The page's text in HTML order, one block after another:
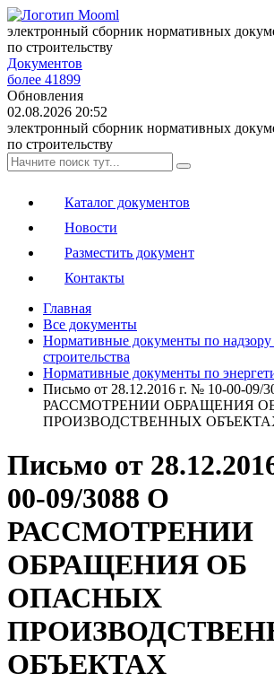
электронный сборник нормативных
по строительству
Документов
более 41899
Обновления
02.08.2026 20:52
электронный сборник нормативных
по строительству
Каталог документов
Новости
Разместить документ
Контакты
Главная
Все документы
Нормативные документы по надзору
строительства
Нормативные документы по
Письмо от 28.12.2016 г. № 10-00-09/
РАССМОТРЕНИИ ОБРАЩЕНИЯ
ПРОИЗВОДСТВЕННЫХ
Письмо от
00-09/3088 О
РАССМОТРЕНИИ
ОБРАЩЕНИЯ ОБ
ОПАСНЫХ
ОБЪЕКТАХ